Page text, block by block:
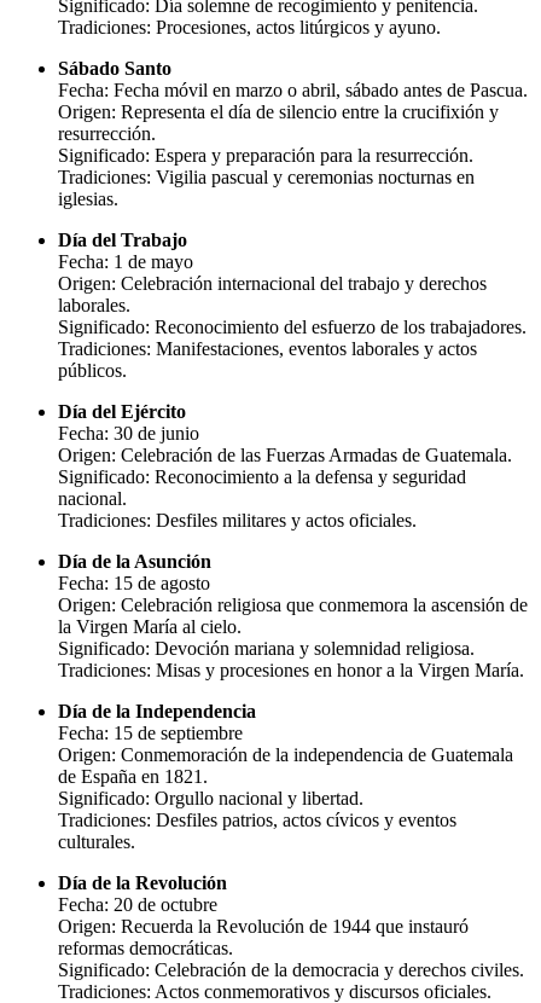
Significado: Día solemne de recogimiento y penitencia.
Tradiciones: Procesiones, actos litúrgicos y ayuno.
Sábado Santo
Fecha: Fecha móvil en marzo o abril, sábado antes de Pascua.
Origen: Representa el día de silencio entre la crucifixión y
resurrección.
Significado: Espera y preparación para la resurrección.
Tradiciones: Vigilia pascual y ceremonias nocturnas en
iglesias.
Día del Trabajo
Fecha: 1 de mayo
Origen: Celebración internacional del trabajo y derechos
laborales.
Significado: Reconocimiento del esfuerzo de los trabajadores.
Tradiciones: Manifestaciones, eventos laborales y actos
públicos.
Día del Ejército
Fecha: 30 de junio
Origen: Celebración de las Fuerzas Armadas de Guatemala.
Significado: Reconocimiento a la defensa y seguridad
nacional.
Tradiciones: Desfiles militares y actos oficiales.
Día de la Asunción
Fecha: 15 de agosto
Origen: Celebración religiosa que conmemora la ascensión de
la Virgen María al cielo.
Significado: Devoción mariana y solemnidad religiosa.
Tradiciones: Misas y procesiones en honor a la Virgen María.
Día de la Independencia
Fecha: 15 de septiembre
Origen: Conmemoración de la independencia de Guatemala
de España en 1821.
Significado: Orgullo nacional y libertad.
Tradiciones: Desfiles patrios, actos cívicos y eventos
culturales.
Día de la Revolución
Fecha: 20 de octubre
Origen: Recuerda la Revolución de 1944 que instauró
reformas democráticas.
Significado: Celebración de la democracia y derechos civiles.
Tradiciones: Actos conmemorativos y discursos oficiales.